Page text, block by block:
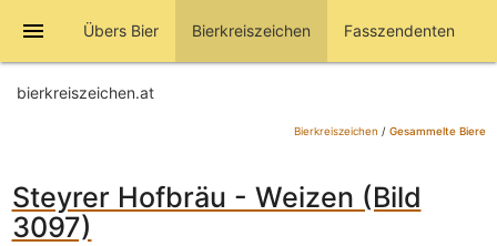
menu Übers Bier Bierkreiszeichen Fasszendenten
bierkreiszeichen.at
Bierkreiszeichen / Gesammelte Biere
Steyrer Hofbräu - Weizen (Bild
3097)